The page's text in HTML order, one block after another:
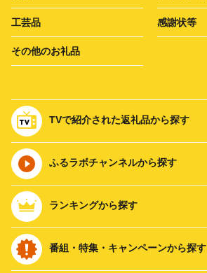
工芸品 感謝状等
その他のお礼品
TVで紹介された返礼品から探す
ふるラボチャンネルから探す
ランキングから探す
番組・特集・キャンペーンから探す